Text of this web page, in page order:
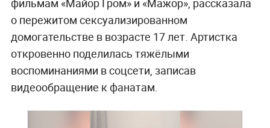
фильмам «Майор Гром» и «Мажор», рассказала
о пережитом сексуализированном
домогательстве в возрасте 17 лет. Артистка
откровенно поделилась тяжёлыми
воспоминаниями в соцсети, записав
видеообращение к фанатам.